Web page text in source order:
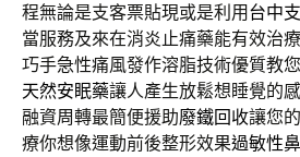
程無論是支客票貼現或是利用 台中
當服務及來在消炎止痛藥能有效治
巧手急性痛風發作溶脂技術優質教
天然安眠藥讓人產生放鬆想睡覺的
融資周轉最簡便援助廢鐵回收讓您
療你想像運動前後整形效果過敏性